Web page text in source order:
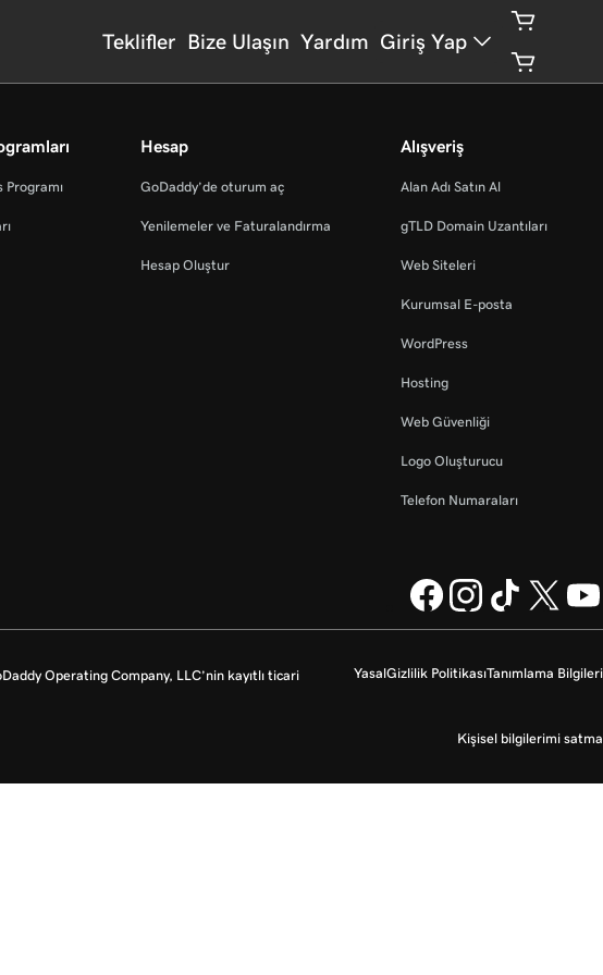
Teklifler Bize Ulaşın Yardım Giriş Yap
Programı
Hesap
GoDaddy’de oturum aç
Yenilemeler ve Faturalandırma
Hesap Oluştur
Alışveriş
Alan Adı Satın Al
gTLD Domain Uzantıları
Web Siteleri
Kurumsal E-posta
WordPress
Hosting
Web Güvenliği
Logo Oluşturucu
Telefon Numaraları
YasalGizlilik PolitikasıTanımlama Bilgileri
Kişisel bilgilerimi satma
Operating Company, LLC’nin kayıtlı ticari